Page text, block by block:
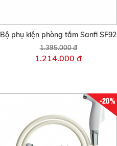
Bộ phụ kiện phòng tắm Sanfi SF92
1.395.000 đ
1.214.000 đ
-20%